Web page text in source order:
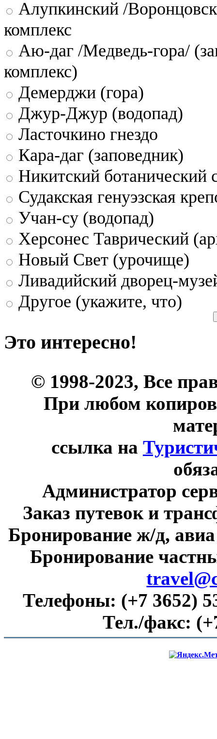
Алупкинский /
комплекс
Аю-даг /Медведь-гора/
комплекс)
Демерджи (гора)
Джур-Джур (водопад)
Ласточкино гнездо
Кара-даг (заповедник)
Никитский ботанический
Судакская генуэзская
Учан-су (водопад)
Херсонес Таврический
Новый Свет (урочище)
Ливадийский дворец-
Другое (укажите, что)
Это интересно!
© 1998-2023, Все
При любом
ссылка на
Администратор
Заказ путевок и
Бронирование ж/д,
Бронирование
Телефоны: (+7 3652)
Тел./факс: